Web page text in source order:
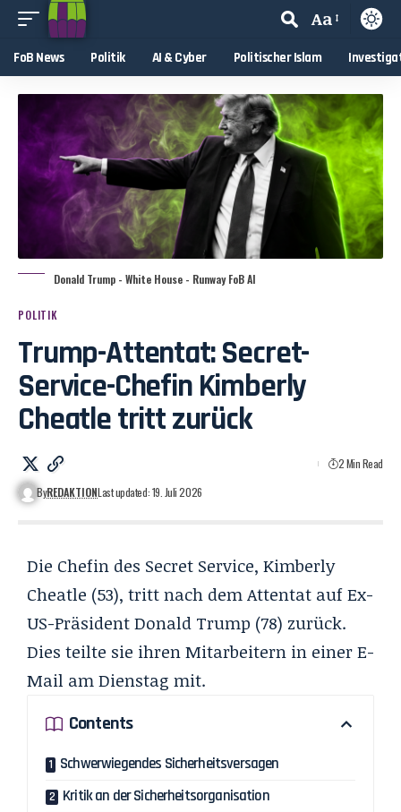
Aa
FoB News Politik AI & Cyber Politischer Islam
Donald Trump - White House - Runway FoB AI
POLITIK
Trump-Attentat: Secret-
Service-Chefin Kimberly
Cheatle tritt zurück
ByREDAKTIONLast updated: 19. Juli 2026
2 Min Read
Die Chefin des Secret Service, Kimberly
Cheatle (53), tritt nach dem Attentat auf Ex-
US-Präsident Donald Trump (78) zurück.
Dies teilte sie ihren Mitarbeitern in einer E-
Mail am Dienstag mit.
Contents
Schwerwiegendes Sicherheitsversagen
Kritik an der Sicherheitsorganisation